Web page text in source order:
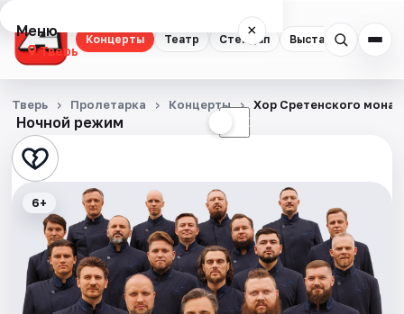
Концерты Театр Стендап Выставки
Меню ×
Тверь
Концерты
Театр
Стендап
Выставки
Квесты
Экскурсии
Ночной режим ☾
Тверь Пролетарка Концерты Хор Сретенского
6+